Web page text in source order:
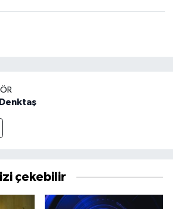
çekebilir